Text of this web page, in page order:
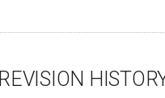
REVISION